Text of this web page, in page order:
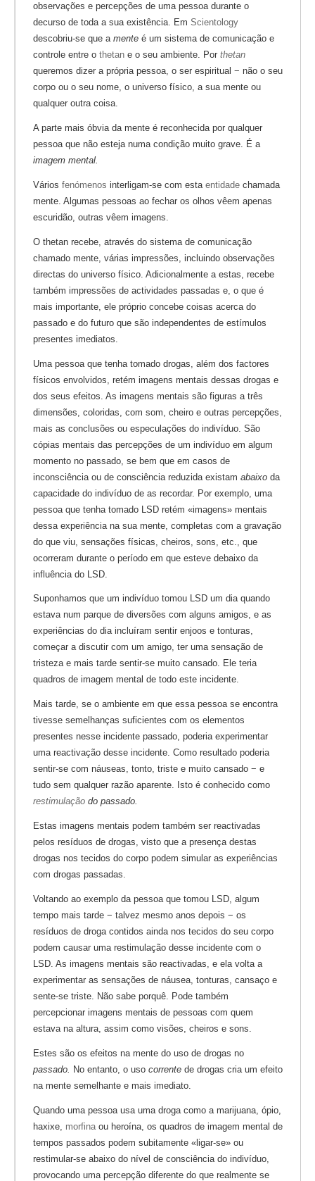
observações e percepções de uma pessoa durante o
decurso de toda a sua existência. Em Scientology
descobriu-se que a mente é um sistema de comunicação e
controle entre o thetan e o seu ambiente. Por thetan
queremos dizer a própria pessoa, o ser espiritual − não o seu
corpo ou o seu nome, o universo físico, a sua mente ou
qualquer outra coisa.
A parte mais óbvia da mente é reconhecida por qualquer
pessoa que não esteja numa condição muito grave. É a
imagem mental.
Vários fenómenos interligam-se com esta entidade chamada
mente. Algumas pessoas ao fechar os olhos vêem apenas
escuridão, outras vêem imagens.
O thetan recebe, através do sistema de comunicação
chamado mente, várias impressões, incluindo observações
directas do universo físico. Adicionalmente a estas, recebe
também impressões de actividades passadas e, o que é
mais importante, ele próprio concebe coisas acerca do
passado e do futuro que são independentes de estímulos
presentes imediatos.
Uma pessoa que tenha tomado drogas, além dos factores
físicos envolvidos, retém imagens mentais dessas drogas e
dos seus efeitos. As imagens mentais são figuras a três
dimensões, coloridas, com som, cheiro e outras percepções,
mais as conclusões ou especulações do indivíduo. São
cópias mentais das percepções de um indivíduo em algum
momento no passado, se bem que em casos de
inconsciência ou de consciência reduzida existam abaixo da
capacidade do indivíduo de as recordar. Por exemplo, uma
pessoa que tenha tomado LSD retém «imagens» mentais
dessa experiência na sua mente, completas com a gravação
do que viu, sensações físicas, cheiros, sons, etc., que
ocorreram durante o período em que esteve debaixo da
influência do LSD.
Suponhamos que um indivíduo tomou LSD um dia quando
estava num parque de diversões com alguns amigos, e as
experiências do dia incluíram sentir enjoos e tonturas,
começar a discutir com um amigo, ter uma sensação de
tristeza e mais tarde sentir-se muito cansado. Ele teria
quadros de imagem mental de todo este incidente.
Mais tarde, se o ambiente em que essa pessoa se encontra
tivesse semelhanças suficientes com os elementos
presentes nesse incidente passado, poderia experimentar
uma reactivação desse incidente. Como resultado poderia
sentir-se com náuseas, tonto, triste e muito cansado − e
tudo sem qualquer razão aparente. Isto é conhecido como
restimulação do passado.
Estas imagens mentais podem também ser reactivadas
pelos resíduos de drogas, visto que a presença destas
drogas nos tecidos do corpo podem simular as experiências
com drogas passadas.
Voltando ao exemplo da pessoa que tomou LSD, algum
tempo mais tarde − talvez mesmo anos depois − os
resíduos de droga contidos ainda nos tecidos do seu corpo
podem causar uma restimulação desse incidente com o
LSD. As imagens mentais são reactivadas, e ela volta a
experimentar as sensações de náusea, tonturas, cansaço e
sente-se triste. Não sabe porquê. Pode também
percepcionar imagens mentais de pessoas com quem
estava na altura, assim como visões, cheiros e sons.
Estes são os efeitos na mente do uso de drogas no
passado.
No entanto, o uso corrente de drogas cria um efeito
na mente semelhante e mais imediato.
Quando uma pessoa usa uma droga como a marijuana, ópio,
haxixe, morfina ou heroína, os quadros de imagem mental de
tempos passados podem subitamente «ligar-se» ou
restimular-se abaixo do nível de consciência do indivíduo,
provocando uma percepção diferente do que realmente se